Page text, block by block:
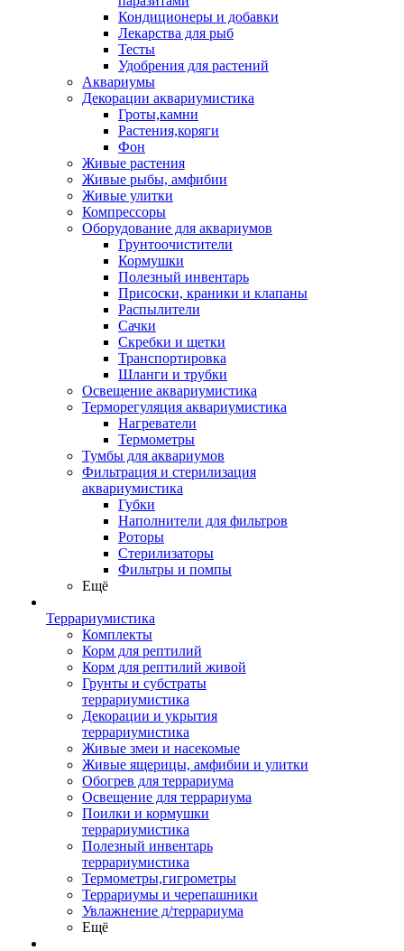
Кондиционеры и добавки
Лекарства для рыб
Тесты
Удобрения для растений
Аквариумы
Декорации аквариумистика
Гроты,камни
Растения,коряги
Фон
Живые растения
Живые рыбы, амфибии
Живые улитки
Компрессоры
Оборудование для аквариумов
Грунтоочистители
Кормушки
Полезный инвентарь
Присоски, краники и клапаны
Распылители
Сачки
Скребки и щетки
Транспортировка
Шланги и трубки
Освещение аквариумистика
Терморегуляция аквариумистика
Нагреватели
Термометры
Тумбы для аквариумов
Фильтрация и стерилизация
аквариумистика
Губки
Наполнители для фильтров
Роторы
Стерилизаторы
Фильтры и помпы
Ещё
Террариумистика
Комплекты
Корм для рептилий
Корм для рептилий живой
Грунты и субстраты
террариумистика
Декорации и укрытия
террариумистика
Живые змеи и насекомые
Живые ящерицы, амфибии и улитки
Обогрев для террариума
Освещение для террариума
Поилки и кормушки
террариумистика
Полезный инвентарь
террариумистика
Термометры,гигрометры
Террариумы и черепашники
Увлажнение д/террариума
Ещё